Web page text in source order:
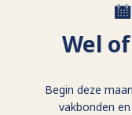
Wel
Begin deze
vakbonden